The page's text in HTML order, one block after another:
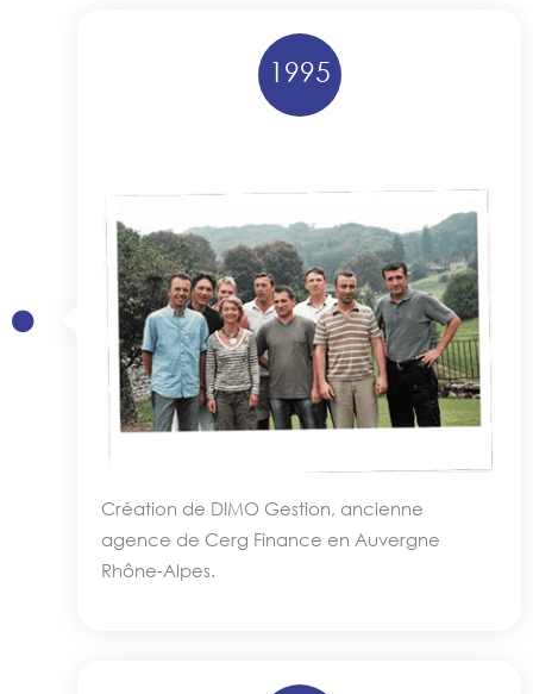
1995
Création de DIMO Gestion, ancienne
agence de Cerg Finance en Auvergne
Rhône-Alpes.